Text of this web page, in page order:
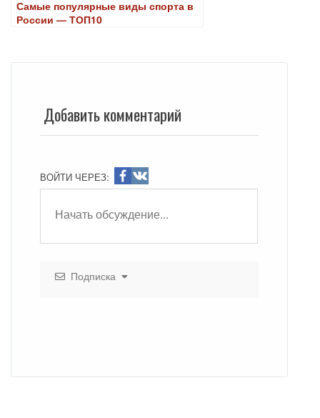
Самые популярные виды спорта в
России — ТОП10
Добавить комментарий
ВОЙТИ ЧЕРЕЗ:
Подписка